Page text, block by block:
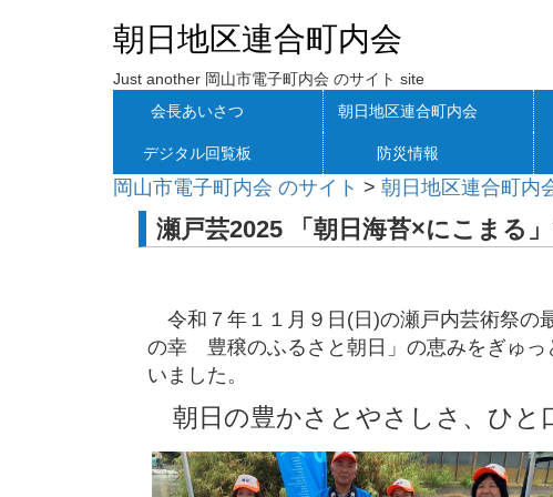
朝日地区連合町内会
Just another 岡山市電子町内会 のサイト site
会長あいさつ
朝日地区連合町内会
デジタル回覧板 防災情報
岡山市電子町内会 のサイト > 朝日地区連合町内
瀬戸芸2025 「朝日海苔×にこまる
令和７年１１月９日(日)の瀬戸内芸術祭
の幸 豊穣のふるさと朝日」の恵みをぎゅっ
いました。
朝日の豊かさとやさしさ、ひと